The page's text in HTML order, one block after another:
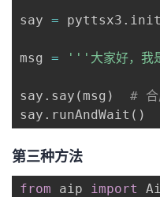
播
活
动
的
关
注
程
认
证
的
实
验
我
的
收
持
建
议
say = pyttsx3 . init
msg = '''大家好，
say . say ( msg )
# 合
say . runAndWait ( )
第三种方法
from aip import